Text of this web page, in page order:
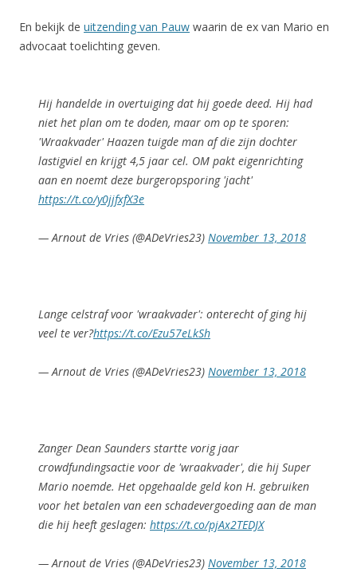
En bekijk de uitzending van Pauw waarin de ex van Mario en
advocaat toelichting geven.
Hij handelde in overtuiging dat hij goede deed. Hij had
niet het plan om te doden, maar om op te sporen:
'Wraakvader' Haazen tuigde man af die zijn dochter
lastigviel en krijgt 4,5 jaar cel. OM pakt eigenrichting
aan en noemt deze burgeropsporing 'jacht'
https://t.co/y0jjfxfX3e
— Arnout de Vries (@ADeVries23) November 13, 2018
Lange celstraf voor 'wraakvader': onterecht of ging hij
veel te ver?https://t.co/Ezu57eLkSh
— Arnout de Vries (@ADeVries23) November 13, 2018
Zanger Dean Saunders startte vorig jaar
crowdfundingsactie voor de 'wraakvader', die hij Super
Mario noemde. Het opgehaalde geld kon H. gebruiken
voor het betalen van een schadevergoeding aan de man
die hij heeft geslagen: https://t.co/pjAx2TEDJX
— Arnout de Vries (@ADeVries23) November 13, 2018